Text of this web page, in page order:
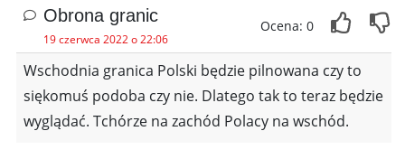
Obrona granic
19 czerwca 2022 o 22:06
Ocena: 0
Wschodnia granica Polski będzie pilnowana czy to
siękomuś podoba czy nie. Dlatego tak to teraz będzie
wyglądać. Tchórze na zachód Polacy na wschód.